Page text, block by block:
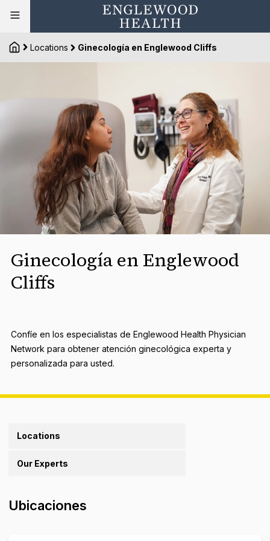
Locations Ginecología en Englewood Cliffs
Ginecología en Englewood
Cliffs
Confíe en los especialistas de Englewood Health Physician
Network para obtener atención ginecológica experta y
personalizada para usted.
Locations
Our Experts
Ubicaciones